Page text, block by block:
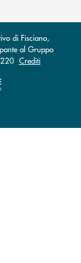
di Fisciano,
al Gruppo
Crediti